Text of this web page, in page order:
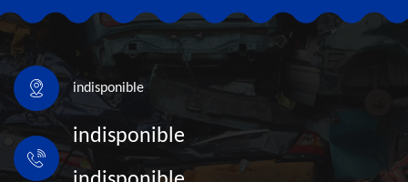
indisponible
indisponible